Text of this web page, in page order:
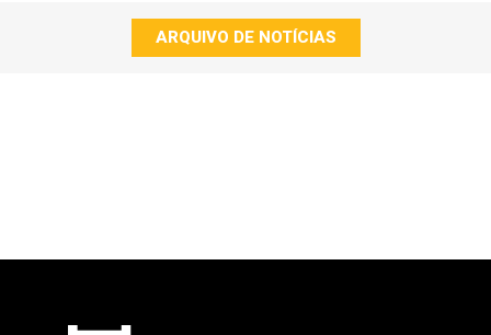
ARQUIVO DE NOTÍCIAS